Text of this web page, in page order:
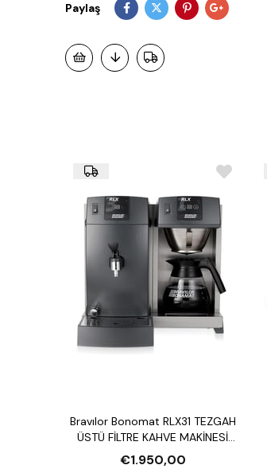
Paylaş
Bravılor Bonomat RLX31 TEZGAH
ÜSTÜ FİLTRE KAHVE MAKİNESİ
VE SU ISITICI
€1.950,00